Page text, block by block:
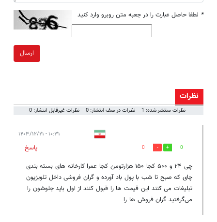
* لطفا حاصل عبارت را در جعبه متن روبرو وارد کنید
ارسال
نظرات
نظرات منتشر شده: 1 نظرات در صف انتشار: 0 نظرات غیرقابل انتشار: 0
۱۰:۳۱ - ۱۴۰۳/۱۲/۲۱
0
0
پاسخ
چی ۲۴ و ۵۰۰ کجا ۱۵۰ هزارتومن کجا عمرا کارخانه های بسته بندی
چای که صبح تا شب با پول باد آورده و گران فروشی داخل تلویزیون
تبلیغات می کنند این قیمت ها را قبول کنند از اول باید جلوشون را
می‌گرفتید گران فروش ها را